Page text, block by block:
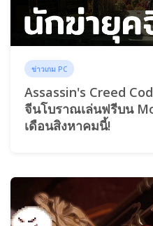
ข่าวเกม PC
Assassin's Creed
จีนโบราณเล่นฟรีบน
เดือนสิงหาคมนี้!